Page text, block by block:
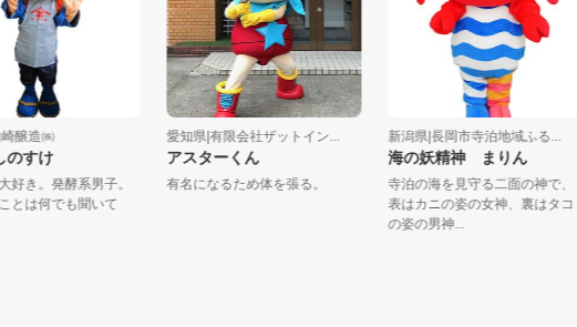
造㈱
け
。発酵系男子。
何でも聞いて
愛知県|有限会社ザットイン...
アスターくん
有名になるため体を張る。
新潟県|長岡市寺泊地域ふる...
海の妖精神 まりん
寺泊の海を見守る二面の神で、
表はカニの姿の女神、裏はタコ
の姿の男神...